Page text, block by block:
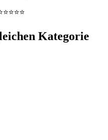
Kategorie